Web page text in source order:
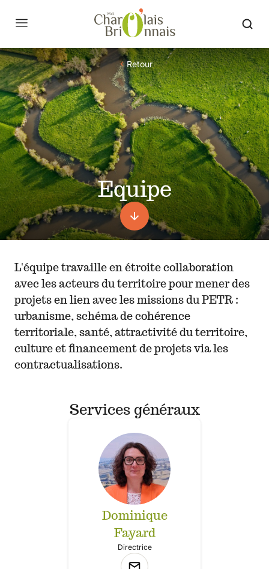
Retour
Equipe
L'équipe travaille en étroite collaboration
avec les acteurs du territoire pour mener des
projets en lien avec les missions du PETR :
urbanisme, schéma de cohérence
territoriale, santé, attractivité du territoire,
culture et financement de projets via les
contractualisations.
Services généraux
Dominique
Fayard
Directrice